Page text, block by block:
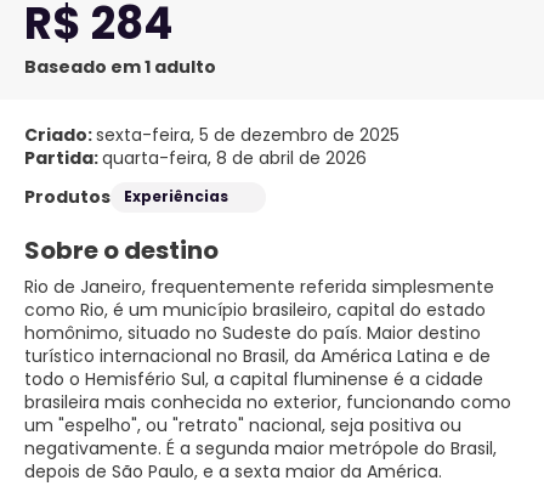
R$ 284
Baseado em 1 adulto
Criado:sexta-feira, 5 de dezembro de 2025
Partida:quarta-feira, 8 de abril de 2026
Produtos
Experiências
Sobre o destino
Rio de Janeiro, frequentemente referida simplesmente
como Rio, é um município brasileiro, capital do estado
homônimo, situado no Sudeste do país. Maior destino
turístico internacional no Brasil, da América Latina e de
todo o Hemisfério Sul, a capital fluminense é a cidade
brasileira mais conhecida no exterior, funcionando como
um "espelho", ou "retrato" nacional, seja positiva ou
negativamente. É a segunda maior metrópole do Brasil,
depois de São Paulo, e a sexta maior da América.